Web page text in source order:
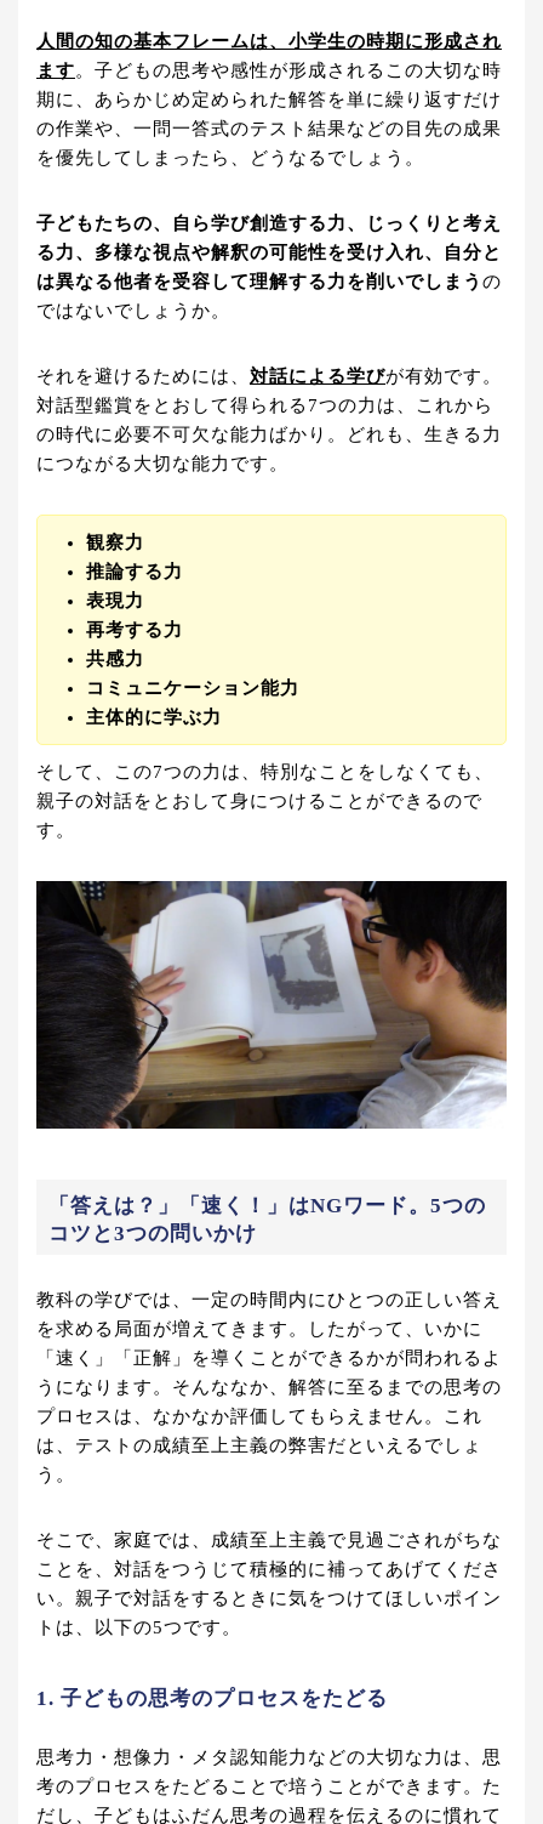
人間の知の基本フレームは、小学生の時期に形成され
ます。子どもの思考や感性が形成されるこの大切な時
期に、あらかじめ定められた解答を単に繰り返すだけ
の作業や、一問一答式のテスト結果などの目先の成果
を優先してしまったら、どうなるでしょう。
子どもたちの、自ら学び創造する力、じっくりと考え
る力、多様な視点や解釈の可能性を受け入れ、自分と
は異なる他者を受容して理解する力を削いでしまう の
ではないでしょうか。
それを避けるためには、 対話による学びが有効です。
対話型鑑賞をとおして得られる7つの力は、これから
の時代に必要不可欠な能力ばかり。どれも、生きる力
につながる大切な能力です。
観察力
推論する力
表現力
再考する力
共感力
コミュニケーション能力
主体的に学ぶ力
そして、この7つの力は、特別なことをしなくても、
親子の対話をとおして身につけることができるので
す。
「答えは？」「速く！」はNGワード。5つの
コツと3つの問いかけ
教科の学びでは、一定の時間内にひとつの正しい答え
を求める局面が増えてきます。したがって、いかに
「速く」「正解」を導くことができるかが問われるよ
うになります。そんななか、解答に至るまでの思考の
プロセスは、なかなか評価してもらえません。これ
は、テストの成績至上主義の弊害だといえるでしょ
う。
そこで、家庭では、成績至上主義で見過ごされがちな
ことを、対話をつうじて積極的に補ってあげてくださ
い。親子で対話をするときに気をつけてほしいポイン
トは、以下の5つです。
1. 子どもの思考のプロセスをたどる
思考力・想像力・メタ認知能力などの大切な力は、思
考のプロセスをたどることで培うことができます。た
だし、子どもはふだん思考の過程を伝えるのに慣れて